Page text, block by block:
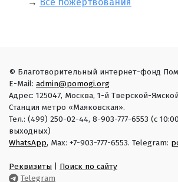
© Благотворительный интернет-фонд
E-Mail: admin@pomogi.org
Адрес: 125047, Москва, 1-й Тверской-
Станция метро «Маяковская».
Тел.: (499) 250-02-44, 8-903-777-6553 (с
выходных)
WhatsApp, Max: +7-903-777-6553. Telegram:
Реквизиты
Поиск по сайту
Telegram